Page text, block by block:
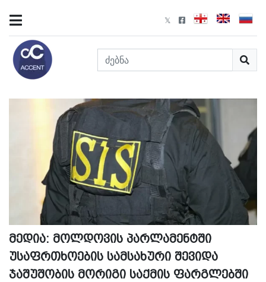
მედია: მოლდოვის პარლამენტში
უსაფრთხოების სამსახური შევიდა
ჯაშუშობის მორიგი საქმის ფარგლებში